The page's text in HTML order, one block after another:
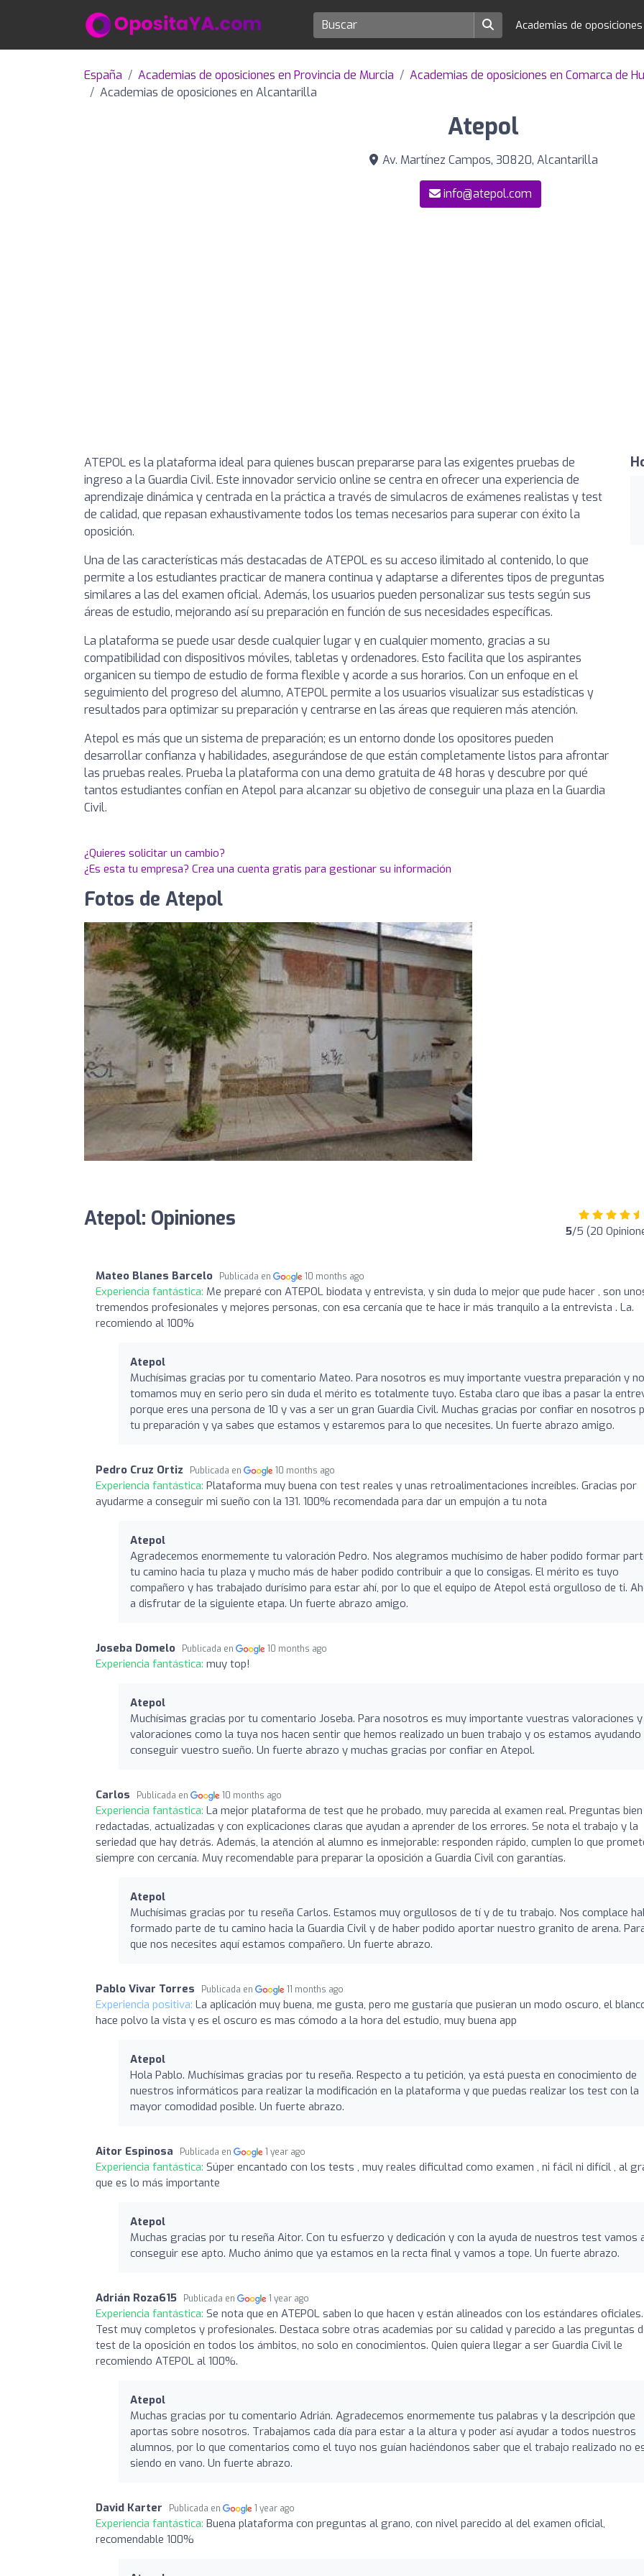
Academias de
España Academias de oposiciones en Provincia de Murcia
Academias de oposiciones en Comarca de
Academias de oposiciones en Alcantarilla
Atepol
Av. Martínez Campos, 30820, Alcantarilla
info@atepol.com
ATEPOL es la plataforma ideal para quienes buscan prepararse para las exigentes pruebas de
ingreso a la Guardia Civil. Este innovador servicio online se centra en ofrecer una experiencia de
aprendizaje dinámica y centrada en la práctica a través de simulacros de exámenes realistas y test
de calidad, que repasan exhaustivamente todos los temas necesarios para superar con éxito la
oposición.
Una de las características más destacadas de ATEPOL es su acceso ilimitado al contenido, lo que
permite a los estudiantes practicar de manera continua y adaptarse a diferentes tipos de preguntas
similares a las del examen oficial. Además, los usuarios pueden personalizar sus tests según sus
áreas de estudio, mejorando así su preparación en función de sus necesidades específicas.
La plataforma se puede usar desde cualquier lugar y en cualquier momento, gracias a su
compatibilidad con dispositivos móviles, tabletas y ordenadores. Esto facilita que los aspirantes
organicen su tiempo de estudio de forma flexible y acorde a sus horarios. Con un enfoque en el
seguimiento del progreso del alumno, ATEPOL permite a los usuarios visualizar sus estadísticas y
resultados para optimizar su preparación y centrarse en las áreas que requieren más atención.
Atepol es más que un sistema de preparación; es un entorno donde los opositores pueden
desarrollar confianza y habilidades, asegurándose de que están completamente listos para afrontar
las pruebas reales. Prueba la plataforma con una demo gratuita de 48 horas y descubre por qué
tantos estudiantes confían en Atepol para alcanzar su objetivo de conseguir una plaza en la Guardia
Civil.
¿Quieres solicitar un cambio?
¿Es esta tu empresa? Crea una cuenta gratis para gestionar su información
Fotos de Atepol
Atepol: Opiniones 5/5 (20
Mateo Blanes Barcelo Publicada en 10 months ago
Experiencia fantástica: Me preparé con ATEPOL biodata y entrevista, y sin duda lo mejor que pude hacer , son
tremendos profesionales y mejores personas, con esa cercanía que te hace ir más tranquilo a la entrevista . La.
recomiendo al 100%
Atepol
Muchísimas gracias por tu comentario Mateo. Para nosotros es muy importante vuestra preparación y
tomamos muy en serio pero sin duda el mérito es totalmente tuyo. Estaba claro que ibas a pasar la
porque eres una persona de 10 y vas a ser un gran Guardia Civil. Muchas gracias por confiar en nosotros
tu preparación y ya sabes que estamos y estaremos para lo que necesites. Un fuerte abrazo amigo.
Pedro Cruz Ortiz Publicada en 10 months ago
Experiencia fantástica: Plataforma muy buena con test reales y unas retroalimentaciones increíbles. Gracias por
ayudarme a conseguir mi sueño con la 131. 100% recomendada para dar un empujón a tu nota
Atepol
Agradecemos enormemente tu valoración Pedro. Nos alegramos muchísimo de haber podido formar
tu camino hacia tu plaza y mucho más de haber podido contribuir a que lo consigas. El mérito es tuyo
compañero y has trabajado durísimo para estar ahí, por lo que el equipo de Atepol está orgulloso de ti.
a disfrutar de la siguiente etapa. Un fuerte abrazo amigo.
Joseba Domelo Publicada en 10 months ago
Experiencia fantástica: muy top!
Atepol
Muchísimas gracias por tu comentario Joseba. Para nosotros es muy importante vuestras valoraciones y
valoraciones como la tuya nos hacen sentir que hemos realizado un buen trabajo y os estamos ayudando
conseguir vuestro sueño. Un fuerte abrazo y muchas gracias por confiar en Atepol.
Carlos Publicada en 10 months ago
Experiencia fantástica: La mejor plataforma de test que he probado, muy parecida al examen real. Preguntas bien
redactadas, actualizadas y con explicaciones claras que ayudan a aprender de los errores. Se nota el trabajo y la
seriedad que hay detrás. Además, la atención al alumno es inmejorable: responden rápido, cumplen lo que
siempre con cercanía. Muy recomendable para preparar la oposición a Guardia Civil con garantías.
Atepol
Muchísimas gracias por tu reseña Carlos. Estamos muy orgullosos de tí y de tu trabajo. Nos complace
formado parte de tu camino hacia la Guardia Civil y de haber podido aportar nuestro granito de arena.
que nos necesites aquí estamos compañero. Un fuerte abrazo.
Pablo Vivar Torres Publicada en 11 months ago
Experiencia positiva: La aplicación muy buena, me gusta, pero me gustaría que pusieran un modo oscuro, el
hace polvo la vista y es el oscuro es mas cómodo a la hora del estudio, muy buena app
Atepol
Hola Pablo. Muchísimas gracias por tu reseña. Respecto a tu petición, ya está puesta en conocimiento de
nuestros informáticos para realizar la modificación en la plataforma y que puedas realizar los test con la
mayor comodidad posible. Un fuerte abrazo.
Aitor Espinosa Publicada en 1 year ago
Experiencia fantástica: Súper encantado con los tests , muy reales dificultad como examen , ni fácil ni difícil , al
que es lo más importante
Atepol
Muchas gracias por tu reseña Aitor. Con tu esfuerzo y dedicación y con la ayuda de nuestros test vamos
conseguir ese apto. Mucho ánimo que ya estamos en la recta final y vamos a tope. Un fuerte abrazo.
Adrián Roza615 Publicada en 1 year ago
Experiencia fantástica: Se nota que en ATEPOL saben lo que hacen y están alineados con los estándares oficiales.
Test muy completos y profesionales. Destaca sobre otras academias por su calidad y parecido a las preguntas
test de la oposición en todos los ámbitos, no solo en conocimientos. Quien quiera llegar a ser Guardia Civil le
recomiendo ATEPOL al 100%.
Atepol
Muchas gracias por tu comentario Adrián. Agradecemos enormemente tus palabras y la descripción que
aportas sobre nosotros. Trabajamos cada día para estar a la altura y poder así ayudar a todos nuestros
alumnos, por lo que comentarios como el tuyo nos guían haciéndonos saber que el trabajo realizado no
siendo en vano. Un fuerte abrazo.
David Karter Publicada en 1 year ago
Experiencia fantástica: Buena plataforma con preguntas al grano, con nivel parecido al del examen oficial,
recomendable 100%